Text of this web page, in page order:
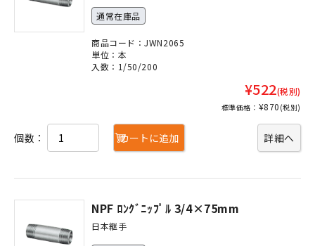
通常在庫品
商品コード：JWN2065
単位：本
入数：1/50/200
¥522(税別)
標準価格： ¥870 (税別)
詳細へ
個数： カートに追加
NPF ﾛﾝｸﾞﾆｯﾌﾟﾙ 3/4×75mm
日本継手